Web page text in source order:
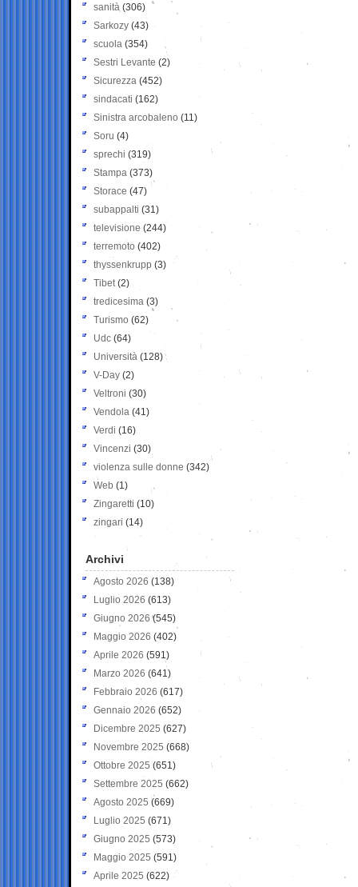
sanità (306)
Sarkozy (43)
scuola (354)
Sestri Levante (2)
Sicurezza (452)
sindacati (162)
Sinistra arcobaleno (11)
Soru (4)
sprechi (319)
Stampa (373)
Storace (47)
subappalti (31)
televisione(244)
terremoto (402)
thyssenkrupp (3)
Tibet(2)
tredicesima (3)
Turismo (62)
Udc (64)
Università (128)
V-Day (2)
Veltroni (30)
Vendola (41)
Verdi (16)
Vincenzi (30)
violenza sulle donne (342)
Web (1)
Zingaretti (10)
zingari (14)
Archivi
Agosto 2026 (138)
Luglio 2026 (613)
Giugno 2026 (545)
Maggio 2026 (402)
Aprile 2026 (591)
Marzo 2026 (641)
Febbraio 2026 (617)
Gennaio 2026 (652)
Dicembre 2025 (627)
Novembre 2025 (668)
Ottobre 2025 (651)
Settembre 2025 (662)
Agosto 2025 (669)
Luglio 2025 (671)
Giugno 2025 (573)
Maggio 2025 (591)
Aprile 2025 (622)